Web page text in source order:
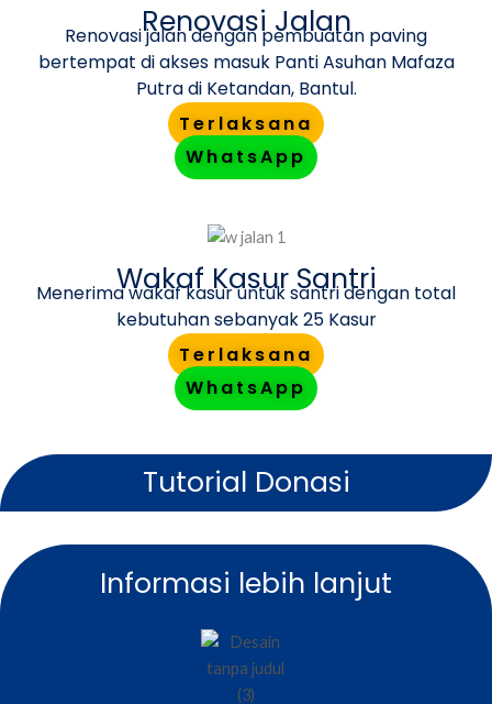
Renovasi Jalan
Renovasi jalan dengan pembuatan paving
bertempat di akses masuk Panti Asuhan Mafaza
Putra di Ketandan, Bantul.
Terlaksana
WhatsApp
Wakaf Kasur Santri
Menerima wakaf kasur untuk santri dengan total
kebutuhan sebanyak 25 Kasur
Terlaksana
WhatsApp
Tutorial Donasi
Informasi lebih lanjut